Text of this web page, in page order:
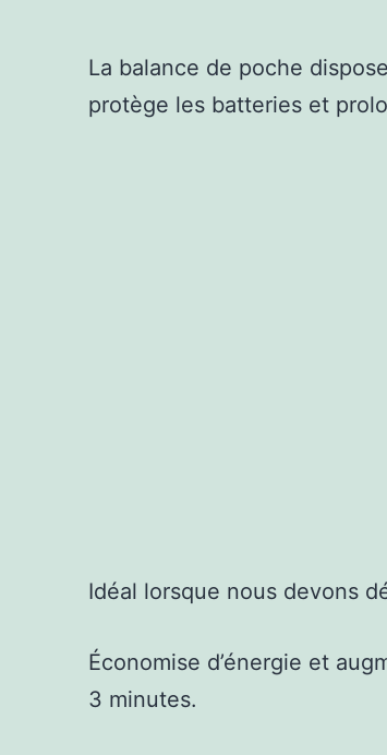
La balance de poche
protège les batteries et
Idéal lorsque nous devons
Économise d’énergie et
3 minutes.